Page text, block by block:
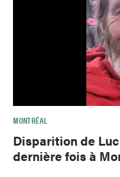
MONTRÉAL
Disparition de
dernière fois à